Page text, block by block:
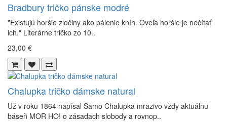
Bradbury tričko pánske modré
"Existujú horšie zločiny ako pálenie kníh. Oveľa horšie je nečítať
ich." Literárne tričko zo 10..
23,00 €
Chalupka tričko dámske natural
Už v roku 1864 napísal Samo Chalupka mrazivo vždy aktuálnu
báseň MOR HO! o zásadach slobody a rovnop..